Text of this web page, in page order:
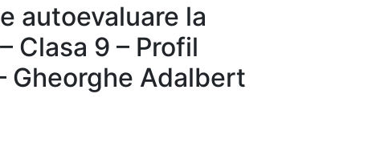
autoevaluare la
Clasa 9 – Profil
Gheorghe Adalbert